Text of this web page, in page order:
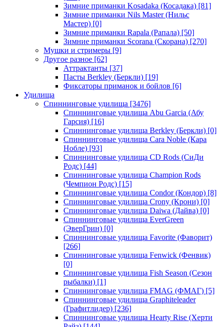
Зимние приманки Kosadaka (Косадака) [81]
Зимние приманки Nils Master (Нильс
Мастер) [0]
Зимние приманки Rapala (Рапала) [50]
Зимние приманки Scorana (Скорана) [270]
Мушки и стримеры [9]
Другое разное [62]
Аттрактанты [37]
Пасты Berkley (Беркли) [19]
Фиксаторы приманок и бойлов [6]
Удилища
Спиннинговые удилища [3476]
Спиннинговые удилища Abu Garcia (Абу
Гарсия) [16]
Спиннинговые удилища Berkley (Беркли) [0]
Спиннинговые удилища Cara Noble (Кара
Нобле) [93]
Спиннинговые удилища CD Rods (СиДи
Родс) [44]
Спиннинговые удилища Champion Rods
(Чемпион Родс) [15]
Спиннинговые удилища Condor (Кондор) [8]
Спиннинговые удилища Crony (Крони) [0]
Спиннинговые удилища Daiwa (Дайва) [0]
Спиннинговые удилища EverGreen
(ЭверГрин) [0]
Спиннинговые удилища Favorite (Фаворит)
[266]
Спиннинговые удилища Fenwick (Фенвик)
[0]
Спиннинговые удилища Fish Season (Сезон
рыбалки) [1]
Спиннинговые удилища FMAG (ФМАГ) [5]
Спиннинговые удилища Graphiteleader
(Графитлидер) [236]
Спиннинговые удилища Hearty Rise (Херти